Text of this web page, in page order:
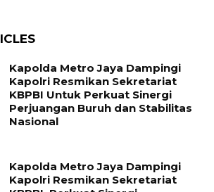
Kapolda Metro Jaya Dampingi
Kapolri Resmikan Sekretariat
KBPBI Untuk Perkuat Sinergi
Perjuangan Buruh dan Stabilitas
Nasional
Kapolda Metro Jaya Dampingi
Kapolri Resmikan Sekretariat